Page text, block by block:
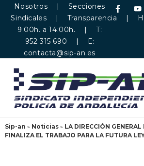
Nosotros | Secciones
Sindicales | Transparencia |
9:00h. a 14:00h. | T:
952 315 690 | E:
contacta@sip-an.es
Sip-an » Noticias » LA DIRECCIÓN GENERAL
FINALIZA EL TRABAJO PARA LA FUTURA